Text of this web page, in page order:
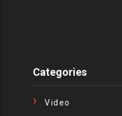
Categories
Video